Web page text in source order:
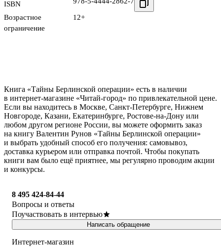
ISBN
Возрастное
ограничение
12+
Книга «Тайны Берлинской операции» есть в наличии
в интернет-магазине «Читай-город» по привлекательной цене.
Если вы находитесь в Москве, Санкт-Петербурге, Нижнем
Новгороде, Казани, Екатеринбурге, Ростове-на-Дону или
любом другом регионе России, вы можете оформить заказ
на книгу Валентин Рунов «Тайны Берлинской операции»
и выбрать удобный способ его получения: самовывоз,
доставка курьером или отправка почтой. Чтобы покупать
книги вам было ещё приятнее, мы регулярно проводим акции
и конкурсы.
8 495 424-84-44
Вопросы и ответы
Поучаствовать в интервью
Написать обращение
Интернет-магазин